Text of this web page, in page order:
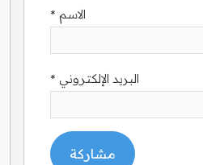
الاسم *
البريد الإلكتروني *